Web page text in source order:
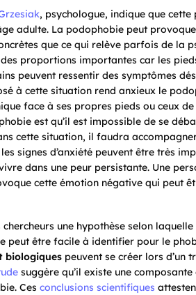
, psychologue, indique que cette
adulte. La podophobie peut
que ce qui relève parfois de la
proportions importantes car les
peuvent ressentir des symptômes
à cette situation rend anxieux le
face à ses propres pieds ou ceux
est qu’il est impossible de se
cette situation, il faudra
signes d’anxiété peuvent être très
dans une peur persistante. Une
cette émotion négative qui peut
une hypothèse selon
peut être facile à identifier pour le
biologiques peuvent se créer lors d’un
suggère qu’il existe une
Ces conclusions scientifiques